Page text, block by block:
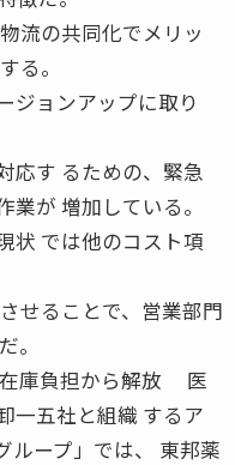
流の共同化でメリッ
る。
ジョンアップに取り
応す るための、緊急
が 増加している。
状 では他のコスト項
せることで、営業部門
。
庫負担から解放 医
一五社と組織 するア
ループ」では、 東邦薬